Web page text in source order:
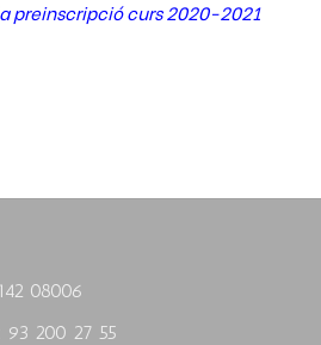
preinscripció curs 2020-2021
08006
93 200 27 55